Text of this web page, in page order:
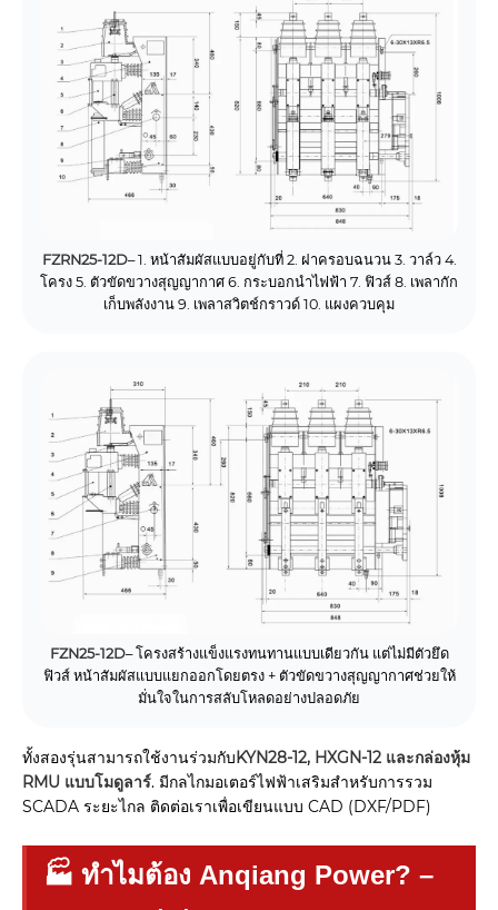
FZRN25-12D– 1. หน้าสัมผัสแบบอยู่กับที่ 2. ฝาครอบฉนวน 3. วาล์ว 4.
โครง 5. ตัวขัดขวางสุญญากาศ 6. กระบอกนำไฟฟ้า 7. ฟิวส์ 8. เพลากัก
เก็บพลังงาน 9. เพลาสวิตช์กราวด์ 10. แผงควบคุม
FZN25-12D– โครงสร้างแข็งแรงทนทานแบบเดียวกัน แต่ไม่มีตัวยึด
ฟิวส์ หน้าสัมผัสแบบแยกออกโดยตรง + ตัวขัดขวางสุญญากาศช่วยให้
มั่นใจในการสลับโหลดอย่างปลอดภัย
ทั้งสองรุ่นสามารถใช้งานร่วมกับKYN28-12, HXGN-12 และกล่องหุ้ม
RMU แบบโมดูลาร์. มีกลไกมอเตอร์ไฟฟ้าเสริมสำหรับการรวม
SCADA ระยะไกล ติดต่อเราเพื่อเขียนแบบ CAD (DXF/PDF)
🏭 ทำไมต้อง Anqiang Power? –